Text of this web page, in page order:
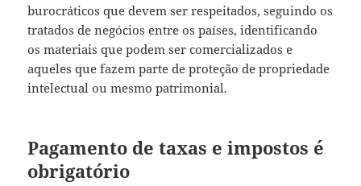
burocráticos que devem ser respeitados, seguindo os
tratados de negócios entre os países, identificando
os materiais que podem ser comercializados e
aqueles que fazem parte de proteção de propriedade
intelectual ou mesmo patrimonial.
Pagamento de taxas e impostos é
obrigatório